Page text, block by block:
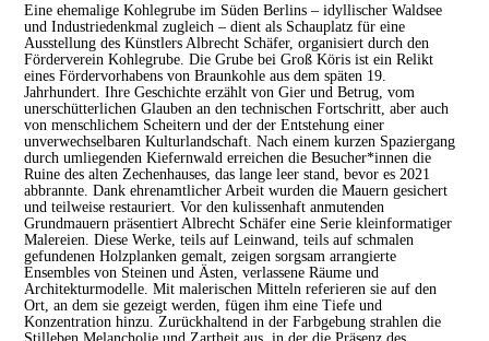
Eine ehemalige Kohlegrube im Süden Berlins – idyllischer Waldsee
und Industriedenkmal zugleich – dient als Schauplatz für eine
Ausstellung des Künstlers Albrecht Schäfer, organisiert durch den
Förderverein Kohlegrube. Die Grube bei Groß Köris ist ein Relikt
eines Fördervorhabens von Braunkohle aus dem späten 19.
Jahrhundert. Ihre Geschichte erzählt von Gier und Betrug, vom
unerschütterlichen Glauben an den technischen Fortschritt, aber auch
von menschlichem Scheitern und der der Entstehung einer
unverwechselbaren Kulturlandschaft. Nach einem kurzen Spaziergang
durch umliegenden Kiefernwald erreichen die Besucher*innen die
Ruine des alten Zechenhauses, das lange leer stand, bevor es 2021
abbrannte. Dank ehrenamtlicher Arbeit wurden die Mauern gesichert
und teilweise restauriert. Vor den kulissenhaft anmutenden
Grundmauern präsentiert Albrecht Schäfer eine Serie kleinformatiger
Malereien. Diese Werke, teils auf Leinwand, teils auf schmalen
gefundenen Holzplanken gemalt, zeigen sorgsam arrangierte
Ensembles von Steinen und Ästen, verlassene Räume und
Architekturmodelle. Mit malerischen Mitteln referieren sie auf den
Ort, an dem sie gezeigt werden, fügen ihm eine Tiefe und
Konzentration hinzu. Zurückhaltend in der Farbgebung strahlen die